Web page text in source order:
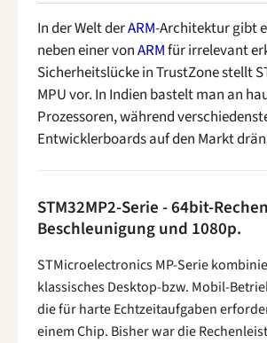
In der Welt derARM-Architektur gibt
neben einer vonARMfür irrelevant
Sicherheitslücke in TrustZone stellt
MPU vor. In Indien bastelt man an
Prozessoren, während
Entwicklerboards auf den Markt
STM32MP2-Serie - 64bit-
Beschleunigung und 1080p.
STMicroelectronics MP-Serie
klassisches Desktop-bzw. Mobil-
die für harte Echtzeitaufgaben
einem Chip. Bisher war die